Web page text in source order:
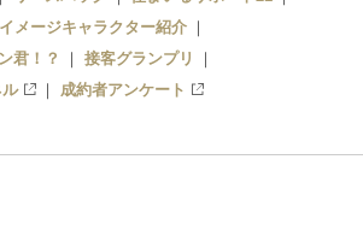
イメージキャラクター紹介
君！？
接客グランプリ
成約者アンケート